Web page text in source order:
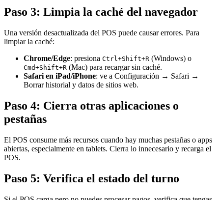
Paso 3: Limpia la caché del navegador
Una versión desactualizada del POS puede causar errores. Para
limpiar la caché:
Chrome/Edge: presiona Ctrl+Shift+R (Windows) o
Cmd+Shift+R (Mac) para recargar sin caché.
Safari en iPad/iPhone: ve a Configuración → Safari →
Borrar historial y datos de sitios web.
Paso 4: Cierra otras aplicaciones o
pestañas
El POS consume más recursos cuando hay muchas pestañas o apps
abiertas, especialmente en tablets. Cierra lo innecesario y recarga el
POS.
Paso 5: Verifica el estado del turno